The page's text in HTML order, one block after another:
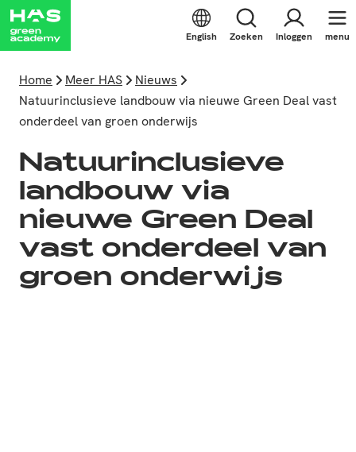
English Zoeken Inloggen menu
Home Meer HAS
Nieuws
Natuurinclusieve landbouw via nieuwe Green Deal vast
onderdeel van groen onderwijs
Natuurinclusieve
landbouw via
nieuwe Green Deal
vast onderdeel van
groen onderwijs